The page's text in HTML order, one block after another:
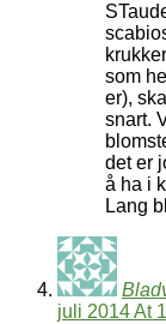
som
er),
snart.
det er
å ha i
Lang
juli 2014 At